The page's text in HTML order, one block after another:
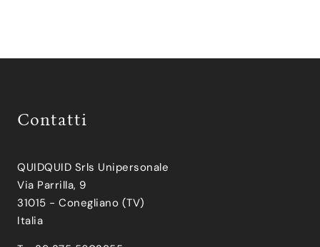
Contatti
QUIDQUID Srls Unipersonale
Via Parrilla, 9
31015 - Conegliano (TV)
Italia